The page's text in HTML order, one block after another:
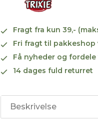
Fragt fra kun 39,-
Fri fragt til pakkeshop
Få nyheder og
14 dages fuld returret
Beskrivelse